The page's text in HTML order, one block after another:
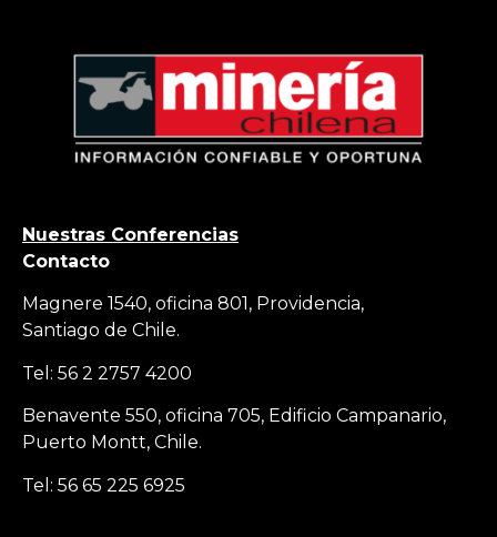
Nuestras Conferencias
Contacto
Magnere 1540, oficina 801, Providencia,
Santiago de Chile.
Tel: 56 2 2757 4200
Benavente 550, oficina 705, Edificio Campanario,
Puerto Montt, Chile.
Tel: 56 65 225 6925